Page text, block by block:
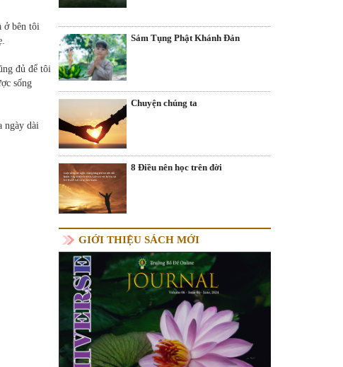
ở bên tôi
đủ để tôi
sống
ngày dài
Sám Tụng Phật Khánh Đản
Chuyện chúng ta
8 Điều nên học trên đời
GIỚI THIỆU SÁCH MỚI